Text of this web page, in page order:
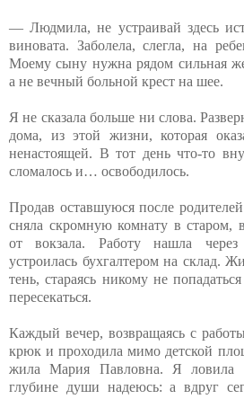
— Людмила, не устраивай здесь
виновата. Заболела, слегла, на
Моему сыну нужна рядом сильная
а не вечный больной крест на шее.
Я не сказала больше ни слова.
дома, из этой жизни, которая
ненастоящей. В тот день что-то
сломалось и… освободилось.
Продав оставшуюся после
сняла скромную комнату в старом,
от вокзала. Работу нашла
устроилась бухгалтером на склад.
тень, стараясь никому не
пересекаться.
Каждый вечер, возвращаясь с
крюк и проходила мимо детской
жила Мария Павловна. Я ловила
глубине души надеюсь: а вдруг